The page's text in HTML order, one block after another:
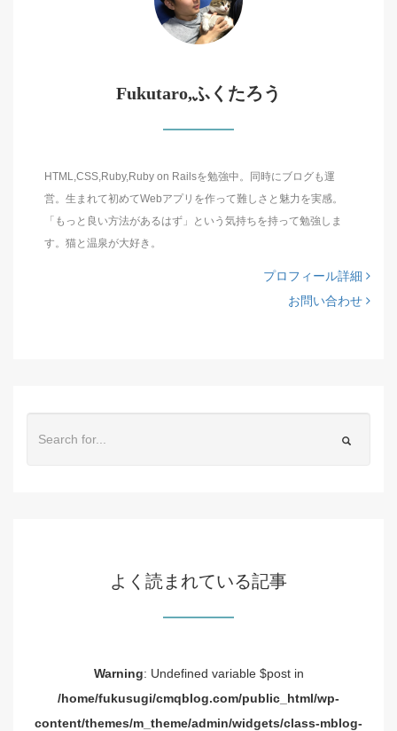
Fukutaro,ふくたろう
HTML,CSS,Ruby,Ruby on Railsを勉強中。同時にブログも運
営。生まれて初めてWebアプリを作って難しさと魅力を実感。
「もっと良い方法があるはず」という気持ちを持って勉強しま
す。猫と温泉が大好き。
プロフィール詳細
お問い合わせ
よく読まれている記事
Warning: Undefined variable $post in
/home/fukusugi/cmqblog.com/public_html/wp-
content/themes/m_theme/admin/widgets/class-mblog-